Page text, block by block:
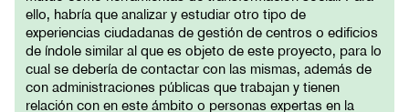
ello, habría que analizar y estudiar otro tipo de
experiencias ciudadanas de gestión de centros o edificios
de índole similar al que es objeto de este proyecto, para lo
cual se debería de contactar con las mismas, además de
con administraciones públicas que trabajan y tienen
relación con en este ámbito o personas expertas en la